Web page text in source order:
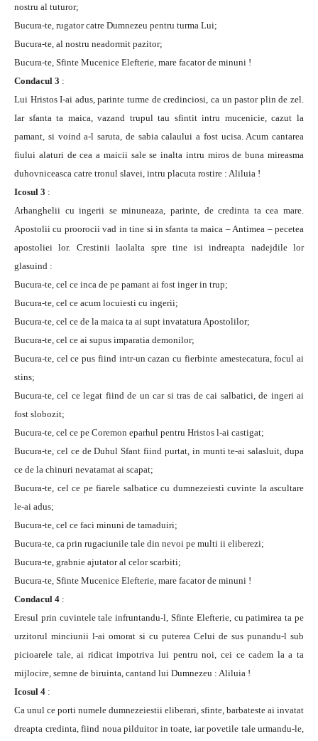
nostru al tuturor;
Bucura-te, rugator catre Dumnezeu pentru turma Lui;
Bucura-te, al nostru neadormit pazitor;
Bucura-te, Sfinte Mucenice Elefterie, mare facator de minuni !
Condacul 3 :
Lui Hristos I-ai adus, parinte turme de credinciosi, ca un pastor plin de zel.
Iar sfanta ta maica, vazand trupul tau sfintit intru mucenicie, cazut la
pamant, si voind a-l saruta, de sabia calaului a fost ucisa. Acum cantarea
fiului alaturi de cea a maicii sale se inalta intru miros de buna mireasma
duhovniceasca catre tronul slavei, intru placuta rostire : Aliluia !
Icosul 3 :
Arhanghelii cu ingerii se minuneaza, parinte, de credinta ta cea mare.
Apostolii cu proorocii vad in tine si in sfanta ta maica – Antimea – pecetea
apostoliei lor. Crestinii laolalta spre tine isi indreapta nadejdile lor
glasuind :
Bucura-te, cel ce inca de pe pamant ai fost inger in trup;
Bucura-te, cel ce acum locuiesti cu ingerii;
Bucura-te, cel ce de la maica ta ai supt invatatura Apostolilor;
Bucura-te, cel ce ai supus imparatia demonilor;
Bucura-te, cel ce pus fiind intr-un cazan cu fierbinte amestecatura, focul ai
stins;
Bucura-te, cel ce legat fiind de un car si tras de cai salbatici, de ingeri ai
fost slobozit;
Bucura-te, cel ce pe Coremon eparhul pentru Hristos l-ai castigat;
Bucura-te, cel ce de Duhul Sfant fiind purtat, in munti te-ai salasluit, dupa
ce de la chinuri nevatamat ai scapat;
Bucura-te, cel ce pe fiarele salbatice cu dumnezeiesti cuvinte la ascultare
le-ai adus;
Bucura-te, cel ce faci minuni de tamaduiri;
Bucura-te, ca prin rugaciunile tale din nevoi pe multi ii eliberezi;
Bucura-te, grabnie ajutator al celor scarbiti;
Bucura-te, Sfinte Mucenice Elefterie, mare facator de minuni !
Condacul 4 :
Eresul prin cuvintele tale infruntandu-l, Sfinte Elefterie, cu patimirea ta pe
urzitorul minciunii l-ai omorat si cu puterea Celui de sus punandu-l sub
picioarele tale, ai ridicat impotriva lui pentru noi, cei ce cadem la a ta
mijlocire, semne de biruinta, cantand lui Dumnezeu : Aliluia !
Icosul 4 :
Ca unul ce porti numele dumnezeiestii eliberari, sfinte, barbateste ai invatat
dreapta credinta, fiind noua pilduitor in toate, iar povetile tale urmandu-le,